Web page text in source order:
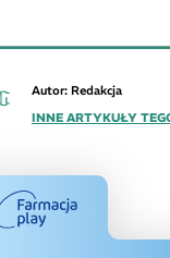
Autor: Redakcja
INNE ARTYKUŁY